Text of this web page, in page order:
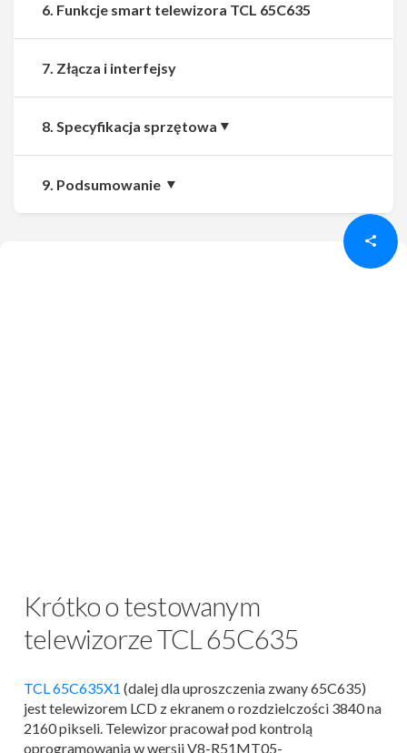
Udostępnij
Krótko o testowanym
telewizorze TCL 65C635
TCL 65C635X1 (dalej dla uproszczenia zwany 65C635)
jest telewizorem LCD z ekranem o rozdzielczości 3840 na
2160 pikseli. Telewizor pracował pod kontrolą
oprogramowania w wersji V8-R51MT05-
6. Funkcje smart telewizora TCL 65C635
7. Złącza i interfejsy
8. Specyfikacja sprzętowa
9. Podsumowanie